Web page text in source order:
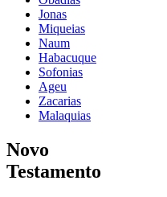
Jonas
Miqueias
Naum
Habacuque
Sofonias
Ageu
Zacarias
Malaquias
Novo
Testamento